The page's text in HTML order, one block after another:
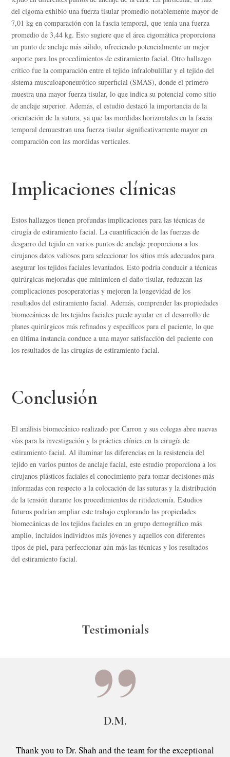
del cigoma exhibió una fuerza tisular promedio notablemente mayor de
7,01 kg en comparación con la fascia temporal, que tenía una fuerza
promedio de 3,44 kg. Esto sugiere que el área cigomática proporciona
un punto de anclaje más sólido, ofreciendo potencialmente un mejor
soporte para los procedimientos de estiramiento facial. Otro hallazgo
crítico fue la comparación entre el tejido infralobulillar y el tejido del
sistema musculoaponeurótico superficial (SMAS), donde el primero
muestra una mayor fuerza tisular, lo que indica su potencial como sitio
de anclaje superior. Además, el estudio destacó la importancia de la
orientación de la sutura, ya que las mordidas horizontales en la fascia
temporal demuestran una fuerza tisular significativamente mayor en
comparación con las mordidas verticales.
Implicaciones clínicas
Estos hallazgos tienen profundas implicaciones para las técnicas de
cirugía de estiramiento facial. La cuantificación de las fuerzas de
desgarro del tejido en varios puntos de anclaje proporciona a los
cirujanos datos valiosos para seleccionar los sitios más adecuados para
asegurar los tejidos faciales levantados. Esto podría conducir a técnicas
quirúrgicas mejoradas que minimicen el daño tisular, reduzcan las
complicaciones posoperatorias y mejoren la longevidad de los
resultados del estiramiento facial. Además, comprender las propiedades
biomecánicas de los tejidos faciales puede ayudar en el desarrollo de
planes quirúrgicos más refinados y específicos para el paciente, lo que
en última instancia conduce a una mayor satisfacción del paciente con
los resultados de las cirugías de estiramiento facial.
Conclusión
El análisis biomecánico realizado por Carron y sus colegas abre nuevas
vías para la investigación y la práctica clínica en la cirugía de
estiramiento facial. Al iluminar las diferencias en la resistencia del
tejido en varios puntos de anclaje facial, este estudio proporciona a los
cirujanos plásticos faciales el conocimiento para tomar decisiones más
informadas con respecto a la colocación de las suturas y la distribución
de la tensión durante los procedimientos de ritidectomía. Estudios
futuros podrían ampliar este trabajo explorando las propiedades
biomecánicas de los tejidos faciales en un grupo demográfico más
amplio, incluidos individuos más jóvenes y aquellos con diferentes
tipos de piel, para perfeccionar aún más las técnicas y los resultados
del estiramiento facial.
Testimonials
D.M.
Thank you to Dr. Shah and the team for the exceptional